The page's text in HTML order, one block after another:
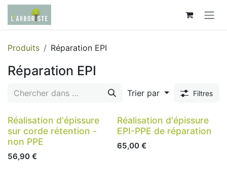
Se rendre au contenu
Produits Réparation EPI
Réparation EPI
Trier par Filtres
Réalisation d'épissure
sur corde rétention -
non PPE
56,90 €
Réalisation d'épissure
EPI-PPE de réparation
65,00 €